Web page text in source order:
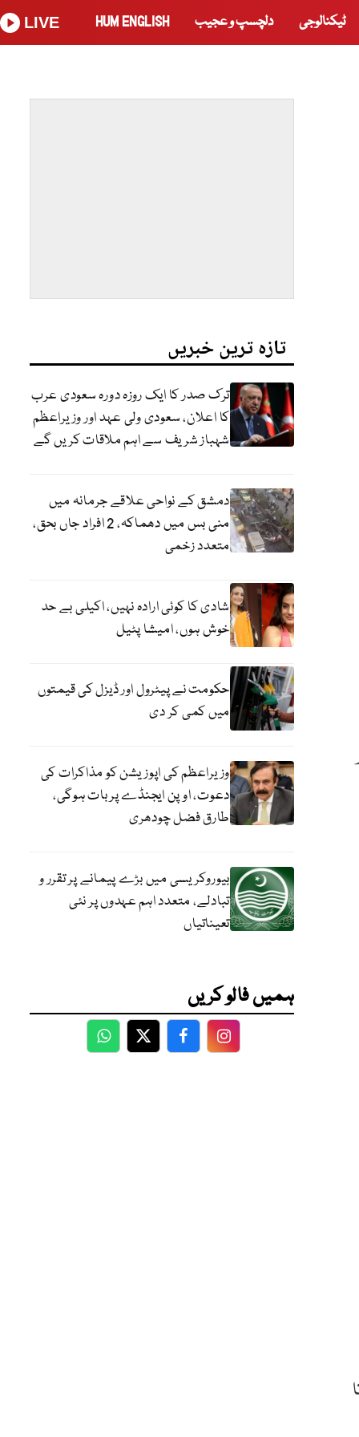
ٹیکنالوجی دلچسپ و عجیب HUM ENGLISH
LIVE
تازہ ترین خبریں
ترک صدر کا ایک روزہ دورہ سعودی عرب
کا اعلان، سعودی ولی عہد اور وزیراعظم
شہباز شریف سے اہم ملاقات کریں گے
دمشق کے نواحی علاقے جرمانہ میں
منی بس میں دھماکہ، 2 افراد جاں بحق،
متعدد زخمی
شادی کا کوئی ارادہ نہیں، اکیلی بے حد
خوش ہوں، امیشا پٹیل
حکومت نے پیٹرول اور ڈیزل کی قیمتوں
میں کمی کر دی
وزیراعظم کی اپوزیشن کو مذاکرات کی
دعوت، اوپن ایجنڈے پر بات ہوگی،
طارق فضل چودھری
بیوروکریسی میں بڑے پیمانے پر تقرر و
تبادلے، متعدد اہم عہدوں پر نئی
تعیناتیاں
ہمیں فالو کریں
WhatsApp
TwitterFacebookFacebook